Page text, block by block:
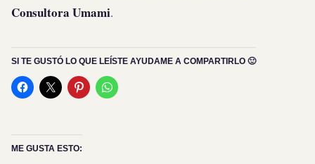
Consultora Umami.
SI TE GUSTÓ LO QUE LEÍSTE AYUDAME A COMPARTIRLO 🙂
ME GUSTA ESTO: